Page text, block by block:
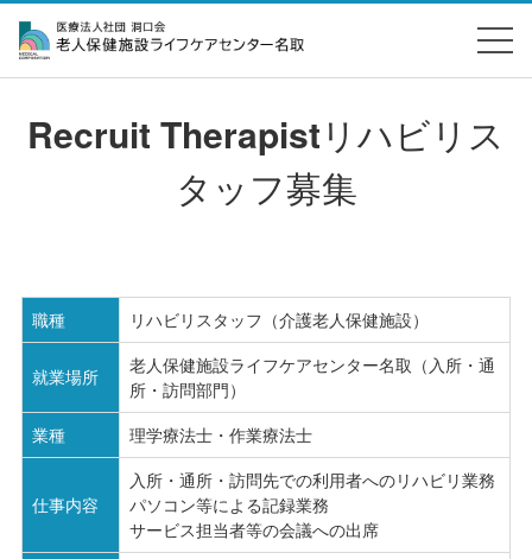
Recruit Therapistリハビリス
タッフ募集
職種 リハビリスタッフ（介護老人保健施設）
就業場所
老人保健施設ライフケアセンター名取（入所・通
所・訪問部門）
業種
理学療法士・作業療法士
仕事内容
入所・通所・訪問先での利用者へのリハビリ業務
パソコン等による記録業務
サービス担当者等の会議への出席